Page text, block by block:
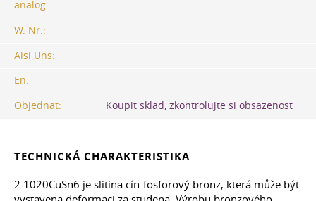
analog:
W. Nr.:
Aisi Uns:
En:
Objednat:
Koupit sklad, zkontrolujte si obsazenost
TECHNICKÁ CHARAKTERISTIKA
2.1020CuSn6 je slitina cín-fosforový bronz, která může být